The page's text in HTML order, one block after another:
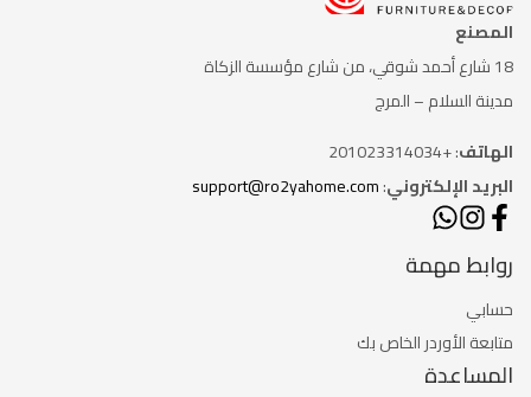
المصنع
18 شارع أحمد شوقي، من شارع
مؤسسة الزكاة
مدينة السلام – المرج
الهاتف: +201023314034
البريد الإلكتروني:
support@ro2yahome.com
روابط مهمة
حسابي
متابعة الأوردر الخاص بك
المساعدة